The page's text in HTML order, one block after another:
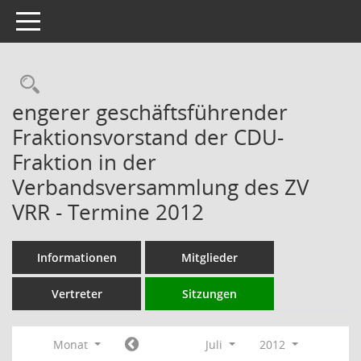
Toggle navigation
Rechercheauswahl
engerer geschäftsführender
Fraktionsvorstand der CDU-
Fraktion in der
Verbandsversammlung des ZV
VRR - Termine 2012
Informationen Mitglieder
Vertreter Sitzungen
Monat Juli
2012